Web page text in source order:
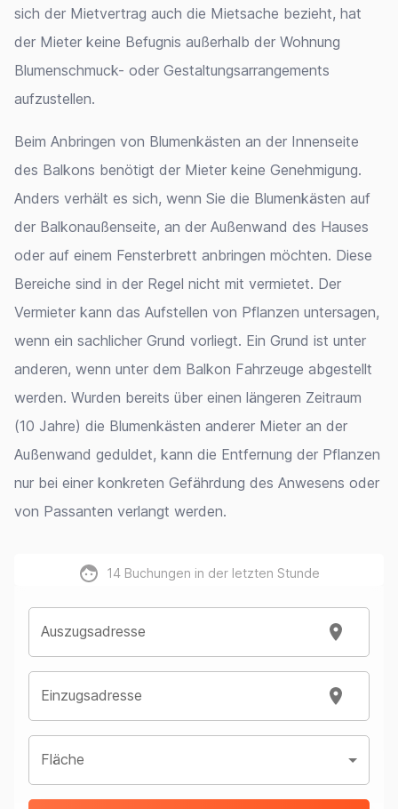
sich der Mietvertrag auch die Mietsache bezieht, hat
der Mieter keine Befugnis außerhalb der Wohnung
Blumenschmuck- oder Gestaltungsarrangements
aufzustellen.
Beim Anbringen von Blumenkästen an der Innenseite
des Balkons benötigt der Mieter keine Genehmigung.
Anders verhält es sich, wenn Sie die Blumenkästen auf
der Balkonaußenseite, an der Außenwand des Hauses
oder auf einem Fensterbrett anbringen möchten. Diese
Bereiche sind in der Regel nicht mit vermietet. Der
Vermieter kann das Aufstellen von Pflanzen untersagen,
wenn ein sachlicher Grund vorliegt. Ein Grund ist unter
anderen, wenn unter dem Balkon Fahrzeuge abgestellt
werden. Wurden bereits über einen längeren Zeitraum
(10 Jahre) die Blumenkästen anderer Mieter an der
Außenwand geduldet, kann die Entfernung der Pflanzen
nur bei einer konkreten Gefährdung des Anwesens oder
von Passanten verlangt werden.
14 Buchungen in der letzten Stunde
Auszugsadresse
Einzugsadresse
Fläche